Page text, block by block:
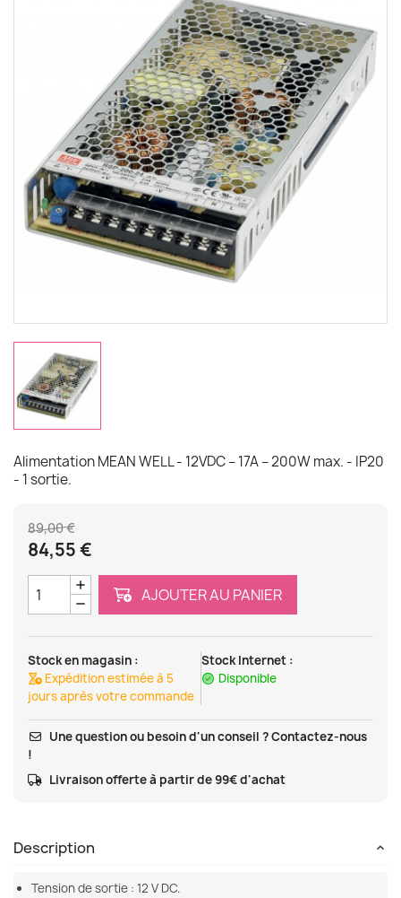
Alimentation MEAN WELL - 12VDC – 17A – 200W max. - IP20
- 1 sortie.
89,00 €
84,55 €
AJOUTER AU PANIER
Stock en magasin :
Expédition estimée à 5
jours après votre commande
Stock Internet :
Disponible
Une question ou besoin d'un conseil ? Contactez-nous
!
Livraison offerte à partir de 99€ d'achat
Description
Tension de sortie : 12 V DC.